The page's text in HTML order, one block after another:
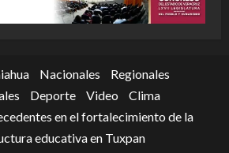
Nacionales
Regionales
Deporte Video
Clima
en el fortalecimiento de la
educativa en Tuxpan